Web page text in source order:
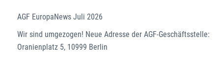
AGF EuropaNews Juli 2026
Wir sind umgezogen! Neue Adresse der AGF-Geschäftsstelle:
Oranienplatz 5, 10999 Berlin